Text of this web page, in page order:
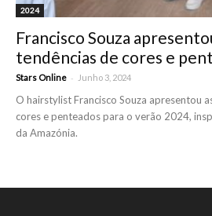
2024
Francisco Souza
tendências de cores e
Stars Online - Junho 3, 2024
O hairstylist Francisco Souza apresentou
cores e penteados para o verão 2024,
da Amazónia.